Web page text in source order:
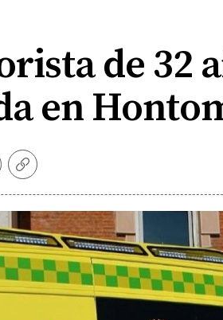
de 32
en
Copiar